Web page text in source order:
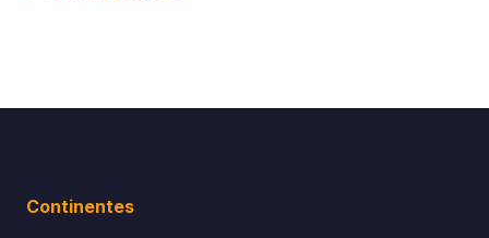
Continentes